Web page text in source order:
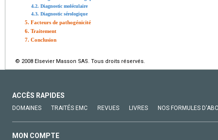
4.2. Diagnostic moléculaire
4.3. Diagnostic sérologique
5. Facteurs de pathogénicité
6. Traitement
7. Conclusion
© 2008 Elsevier Masson SAS. Tous droits réservés.
ACCÈS RAPIDES
DOMAINES TRAITÉS EMC REVUES LIVRES NOS FORMULES
MON COMPTE